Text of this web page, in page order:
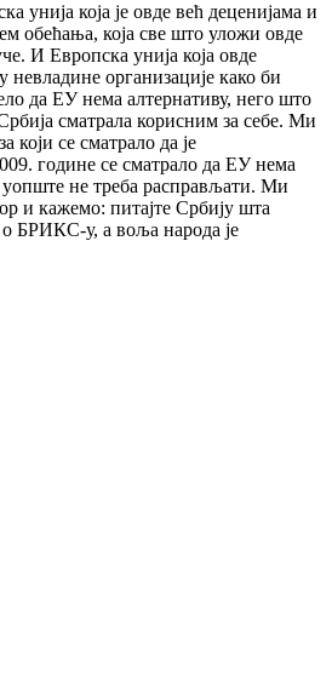
унија која је овде већ деценијама и
обећања, која све што уложи овде
И Европска унија која овде
невладине организације како би
да ЕУ нема алтернативу, него што
сматрала корисним за себе. Ми
који се сматрало да је
године се сматрало да ЕУ нема
уопште не треба расправљати. Ми
и кажемо: питајте Србију шта
БРИКС-у, а воља народа је